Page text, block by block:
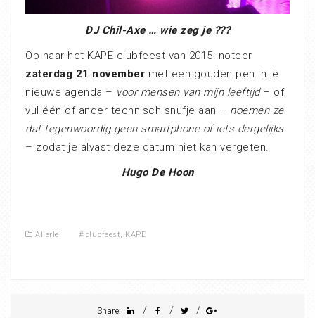
DJ Chil-Axe … wie zeg je ???
Op naar het KAPE-clubfeest van 2015: noteer
zaterdag 21 november met een gouden pen in je
nieuwe agenda – voor mensen van mijn leeftijd– of
vul één of ander technisch snufje aan – noemen ze
dat tegenwoordig geen smartphone of iets dergelijks
– zodat je alvast deze datum niet kan vergeten.
Hugo De Hoon
Allerlei # clubfeest, KAPE
Share: / / /